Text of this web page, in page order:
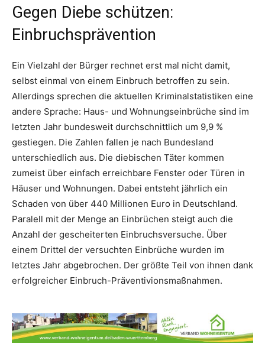
Gegen Diebe schützen:
Einbruchsprävention
Ein Vielzahl der Bürger rechnet erst mal nicht damit,
selbst einmal von einem Einbruch betroffen zu sein.
Allerdings sprechen die aktuellen Kriminalstatistiken eine
andere Sprache: Haus- und Wohnungseinbrüche sind im
letzten Jahr bundesweit durchschnittlich um 9,9 %
gestiegen. Die Zahlen fallen je nach Bundesland
unterschiedlich aus. Die diebischen Täter kommen
zumeist über einfach erreichbare Fenster oder Türen in
Häuser und Wohnungen. Dabei entsteht jährlich ein
Schaden von über 440 Millionen Euro in Deutschland.
Paralell mit der Menge an Einbrüchen steigt auch die
Anzahl der gescheiterten Einbruchsversuche. Über
einem Drittel der versuchten Einbrüche wurden im
letztes Jahr abgebrochen. Der größte Teil von ihnen dank
erfolgreicher Einbruch-Präventivionsmaßnahmen.